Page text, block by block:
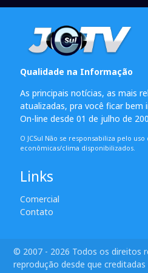
Qualidade na Informação
As principais notícias, as mais
atualizadas, pra você ficar bem
On-line desde 01 de julho de
O JCSul Não se responsabiliza pelo
econômicas/clima disponibilizados.
Links
Comercial
Contato
© 2007 - 2026 Todos os direitos
reprodução desde que